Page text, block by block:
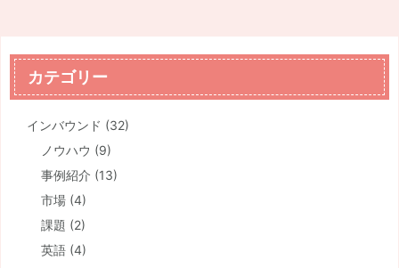
カテゴリー
インバウンド (32)
ノウハウ (9)
事例紹介 (13)
市場 (4)
課題 (2)
英語 (4)